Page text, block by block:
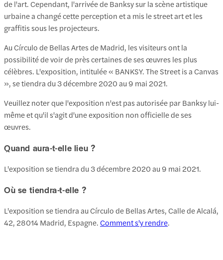
de l'art. Cependant, l'arrivée de Banksy sur la scène artistique
urbaine a changé cette perception et a mis le street art et les
graffitis sous les projecteurs.
Au Círculo de Bellas Artes de Madrid, les visiteurs ont la
possibilité de voir de près certaines de ses œuvres les plus
célèbres. L'exposition, intitulée « BANKSY. The Street is a Canvas
», se tiendra du 3 décembre 2020 au 9 mai 2021.
Veuillez noter que l'exposition n'est pas autorisée par Banksy lui-
même et qu'il s'agit d'une exposition non officielle de ses
œuvres.
Quand aura-t-elle lieu ?
L'exposition se tiendra du 3 décembre 2020 au 9 mai 2021.
Où se tiendra-t-elle ?
L'exposition se tiendra au Círculo de Bellas Artes, Calle de Alcalá,
42, 28014 Madrid, Espagne.Comment s'y rendre.